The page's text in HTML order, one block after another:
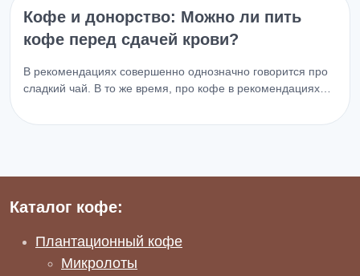
Кофе и донорство: Можно ли пить
кофе перед сдачей крови?
В рекомендациях совершенно однозначно говорится про
сладкий чай. В то же время, про кофе в рекомендациях…
Каталог кофе:
Плантационный кофе
Микролоты